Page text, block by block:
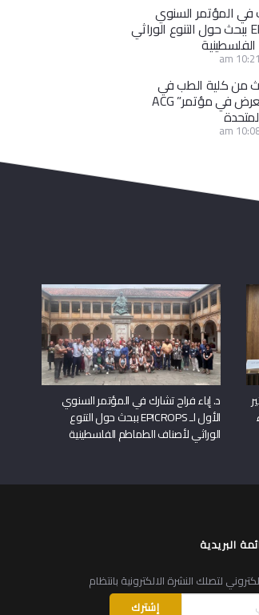
في المؤتمر السنوي
الأول لـ EPICROPS ببحث حول التنوع الوراثي
من كلية الطب في
جامعة القدس للعرض في مؤتمر” ACG
د. إباء فراح تشارك في المؤتمر السنوي
الأول لـ EPICROPS ببحث حول التنوع
الوراثي لأصناف الطماطم الفلسطينية
البريدية
لتصلك النشرة الالكترونية بانتظام